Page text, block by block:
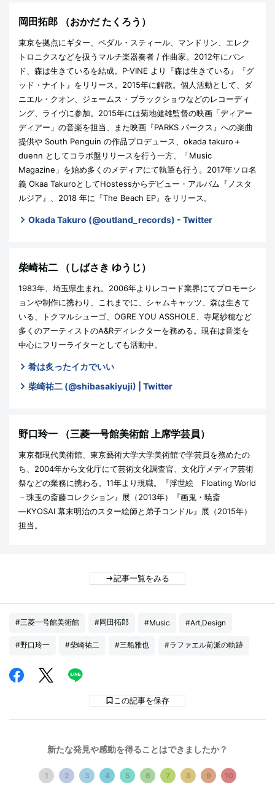
岡田拓郎 （おかだ たくろう）
東京を拠点にギター、ペダル・スティール、マンドリン、エレク
トロニクスなどを扱うマルチ楽器奏者 / 作曲家。2012年にバン
ド、森は生きているを結成。P-VINE より『森は生きている』『グ
ッド・ナイト』をリリース。2015年に解散。個人活動として、ダ
ニエル・クオン、ジェームス・ブラックショウなどのレコーディ
ング、ライヴに参加。2015年には菊地健雄監督の映画「ディアー
ディアー」の音楽を担当、また映画『PARKS パークス』への楽曲
提供や South Penguin の作品プロデュース、okada takuro＋
duenn としてコラボ盤リリースを行う一方、「Music
Magazine」を始め多くのメディアにて執筆も行う。2017年ソロ名
義 Okaa TakuroとしてHostessからデビュー・アルバム『ノスタ
ルジア』、2018 年に『The Beach EP』をリリース。
Okada Takuro (@outland_records) - Twitter
柴崎祐二 （しばさき ゆうじ）
1983年、埼玉県生まれ。2006年よりレコード業界にてプロモーシ
ョンや制作に携わり、これまでに、シャムキャッツ、森は生きて
いる、トクマルシューゴ、OGRE YOU ASSHOLE、寺尾紗穂など
多くのアーティストのA&Rディレクターを務める。現在は音楽を
中心にフリーライターとしても活動中。
肴は炙ったイカでいい
柴崎祐二 (@shibasakiyuji) | Twitter
野口玲一 （三菱一号館美術館 上席学芸員）
東京都現代美術館、東京藝術大学大学美術館で学芸員を務めたの
ち、2004年から文化庁にて芸術文化調査官、文化庁メディア芸術
祭などの業務に携わる。11年より現職。『浮世絵 Floating World
－珠玉の斎藤コレクション』展（2013年）『画鬼・暁斎
―KYOSAI 幕末明治のスター絵師と弟子コンドル』展（2015年）
担当。
記事一覧をみる
#三菱一号館美術館 #岡田拓郎 #Music #Art,Design
#野口玲一 #柴崎祐二 #三船雅也 #ラファエル前派の軌跡
この記事を保存
新たな発見や感動を得ることはできましたか？
1 2 3 4 5 6 7 8 9 10